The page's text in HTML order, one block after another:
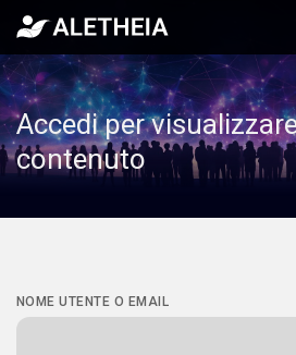
Accedi per
contenuto
NOME UTENTE O EMAIL